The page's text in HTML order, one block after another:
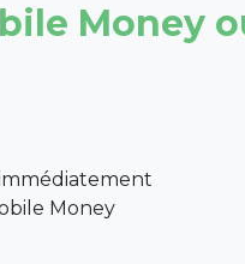
Money
Money